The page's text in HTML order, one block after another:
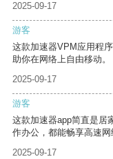
2025-09-17
游客
这款加速器VPM应用程
助你在网络上自由移动。
2025-09-17
游客
这款加速器app简直是居
作办公，都能畅享高速网
2025-09-17